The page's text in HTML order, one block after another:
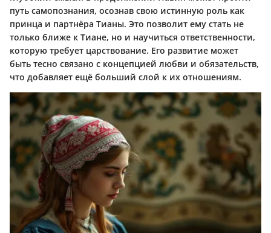
путь самопознания, осознав свою истинную роль как
принца и партнёра Тианы. Это позволит ему стать не
только ближе к Тиане, но и научиться ответственности,
которую требует царствование. Его развитие может
быть тесно связано с концепцией любви и обязательств,
что добавляет ещё больший слой к их отношениям.